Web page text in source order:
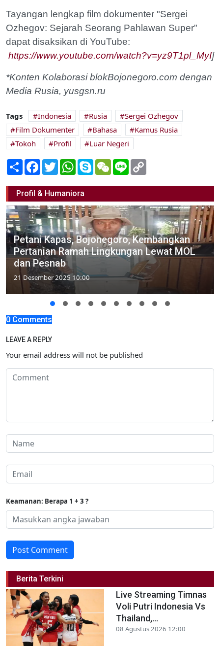
Tayangan lengkap film dokumenter "Sergei
Ozhegov: Sejarah Seorang Pahlawan Super"
dapat disaksikan di YouTube:
https://www.youtube.com/watch?v=yz9T1pl_MyI]
*Konten Kolaborasi blokBojonegoro.com dengan
Media Rusia, yusgsn.ru
Tags Indonesia Rusia
Sergei Ozhegov
Film Dokumenter
Bahasa
Kamus Rusia
Tokoh
Profil
Luar Negeri
Share Facebook
TwitterWhatsApp
SkypeWeChatLine
Profil & Humaniora
Petani Kapas, Bojonegoro, Kembangkan
Pertanian Ramah Lingkungan Lewat MOL
dan Pesnab
21 Desember 2025 10:00
0 Comments
LEAVE A REPLY
Your email address will not be published
Keamanan: Berapa 1 + 3 ?
Post Comment
Berita Terkini
Live Streaming Timnas
Voli Putri Indonesia Vs
Thailand,...
08 Agustus 2026 12:00